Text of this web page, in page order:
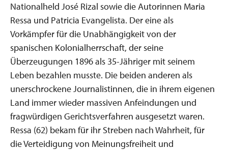
Nationalheld José Rizal sowie die Autorinnen Maria
Ressa und Patricia Evangelista. Der eine als
Vorkämpfer für die Unabhängigkeit von der
spanischen Kolonialherrschaft, der seine
Überzeugungen 1896 als 35-Jähriger mit seinem
Leben bezahlen musste. Die beiden anderen als
unerschrockene Journalistinnen, die in ihrem eigenen
Land immer wieder massiven Anfeindungen und
fragwürdigen Gerichtsverfahren ausgesetzt waren.
Ressa (62) bekam für ihr Streben nach Wahrheit, für
die Verteidigung von Meinungsfreiheit und